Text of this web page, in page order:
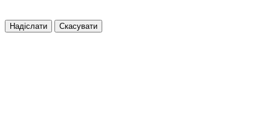
Надіслати Скасувати